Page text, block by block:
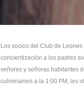
Los socios del Club de
concientización a los padres
señores y señoras habitantes
culminamos a la 1:00 PM, les